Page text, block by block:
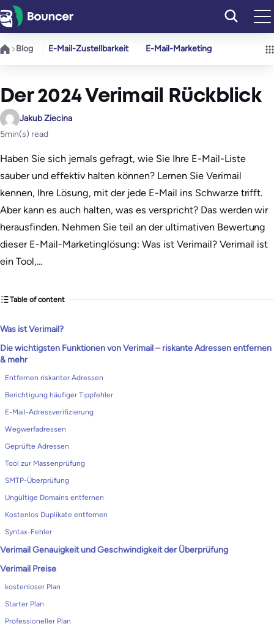
Zum
Inhalt
springen
Blog E-Mail-Zustellbarkeit E-Mail-Marketing
Der 2024 Verimail Rückblick
Jakub Ziecina
5min(s) read
Haben Sie sich jemals gefragt, wie Sie Ihre E-Mail-Liste
sauber und effektiv halten können? Lernen Sie Verimail
kennen, Ihre Lösung, mit der jede E-Mail ins Schwarze trifft.
Aber kann es auch halten, was es verspricht? Das werden wir
herausfinden. Nehmen Sie teil an der ultimativen Bewertung
dieser E-Mail-Marketinglösung: Was ist Verimail? Verimail ist
ein Tool,…
Table of content
Was ist Verimail?
Die wichtigsten Funktionen von Verimail – riskante Adressen entfernen
& mehr
Entfernen riskanter Adressen
Berichtigung häufiger Tippfehler
E-Mail-Adressverifizierung
Wegwerfadressen
Geprüfte Adressen
Tool zur Massenprüfung
SMTP-Überprüfung
Ungültige Domains entfernen
Kostenlos Duplikate entfernen
Syntax-Fehler
Verimail Genauigkeit und Geschwindigkeit der Überprüfung
Verimail Preise
kostenloser Plan
Starter Plan
Professioneller Plan